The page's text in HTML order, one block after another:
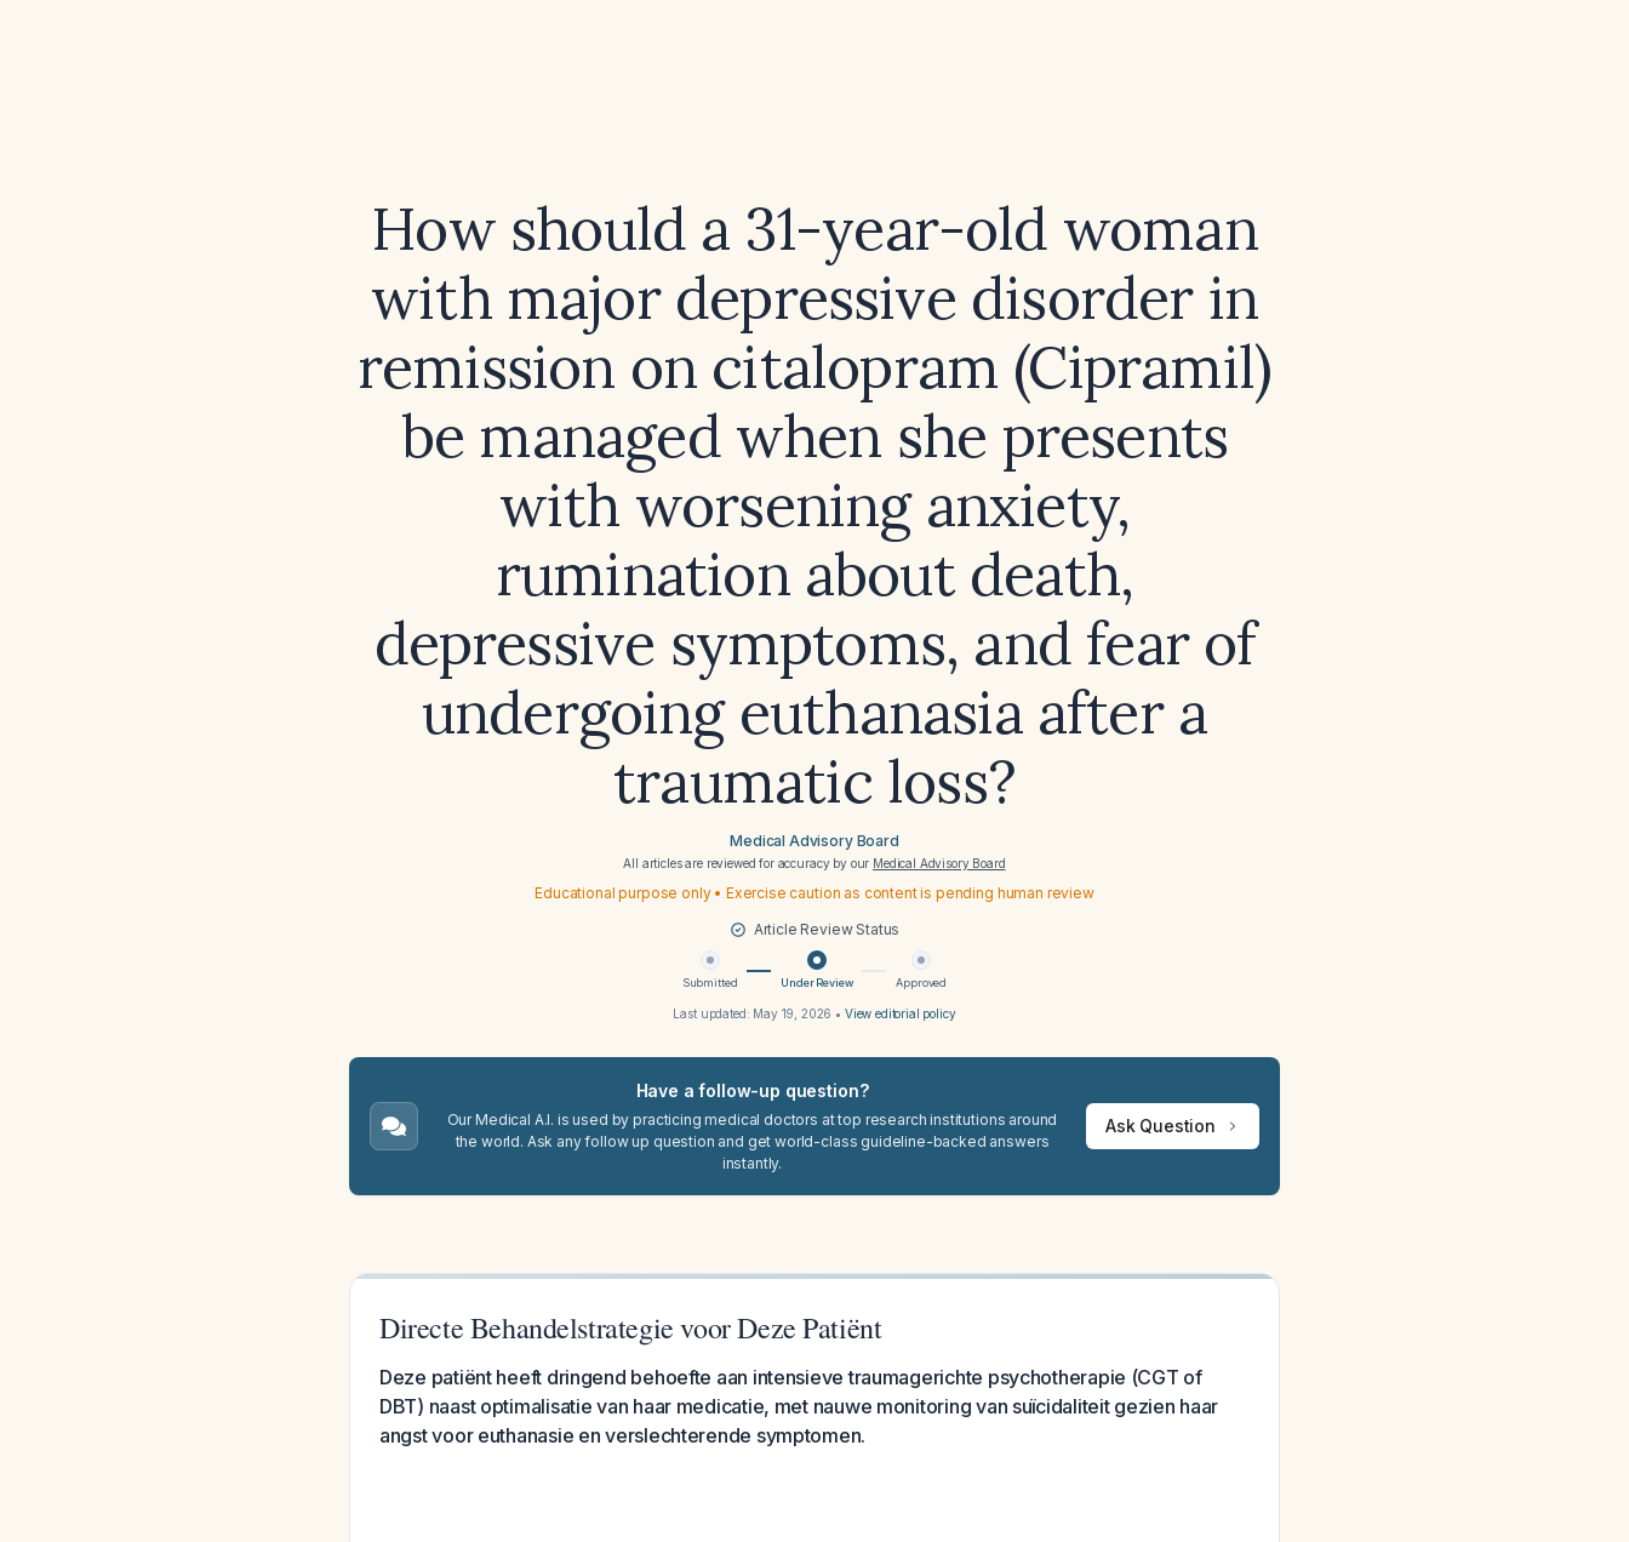
How should a 31-year-old woman
with major depressive disorder in
remission on citalopram (Cipramil)
be managed when she presents
with worsening anxiety,
rumination about death,
depressive symptoms, and fear of
undergoing euthanasia after a
traumatic loss?
Medical Advisory Board
All articles are reviewed for accuracy by our Medical Advisory Board
Educational purpose only • Exercise caution as content is pending human review
Article Review Status
Submitted Under Review Approved
Last updated: May 19, 2026 • View editorial policy
Have a follow-up question?
Our Medical A.I. is used by practicing medical doctors at top research institutions around
the world. Ask any follow up question and get world-class guideline-backed answers
instantly.
Ask Question
Directe Behandelstrategie voor Deze Patiënt
Deze patiënt heeft dringend behoefte aan intensieve traumagerichte psychotherapie (CGT of
DBT) naast optimalisatie van haar medicatie, met nauwe monitoring van suïcidaliteit gezien haar
angst voor euthanasie en verslechterende symptomen.